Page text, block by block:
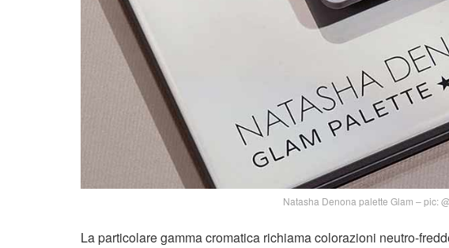
Natasha Denona palette Glam – pic:
La particolare gamma cromatica richiama colorazioni neutro-